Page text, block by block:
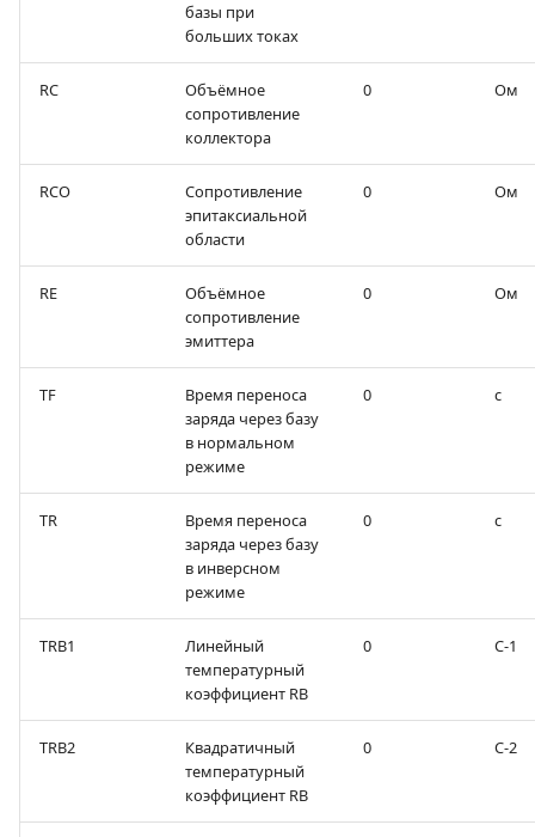
базы при
больших токах
RC
Объёмное
сопротивление
коллектора
0 Ом
RCO
Сопротивление
эпитаксиальной
области
0 Ом
RE
Объёмное
сопротивление
эмиттера
0 Ом
TF
Время переноса
заряда через базу
в нормальном
режиме
0 с
TR
Время переноса
заряда через базу
в инверсном
режиме
0 с
TRB1
Линейный
температурный
коэффициент RВ
0 С-1
TRB2
Квадратичный
температурный
коэффициент RB
0 С-2